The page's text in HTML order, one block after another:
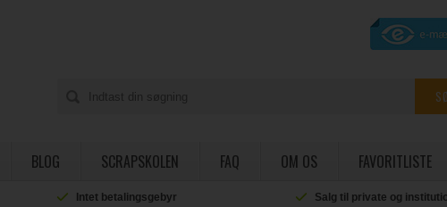
BLOG SCRAPSKOLEN FAQ OM OS FAVORITLISTE
Intet betalingsgebyr Salg til private og